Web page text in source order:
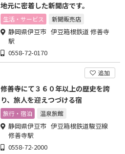
地元に密着した新聞店です。
生活・サービス 新聞販売店
静岡県伊豆市 伊豆箱根鉄道 修善寺
駅
0558-72-0170
追加
修善寺にて３６０年以上の歴史を誇
り、旅人を迎えつづける宿
旅行・宿泊 温泉旅館
静岡県伊豆市 伊豆箱根鉄道駿豆線
修善寺駅
0558-72-2000